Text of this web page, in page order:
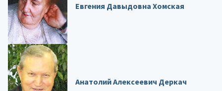
Евгения Давыдовна Хомская
Анатолий Алексеевич Деркач